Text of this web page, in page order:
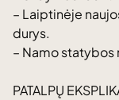
– Laiptinėje
durys.
– Namo statybos
PATALPŲ